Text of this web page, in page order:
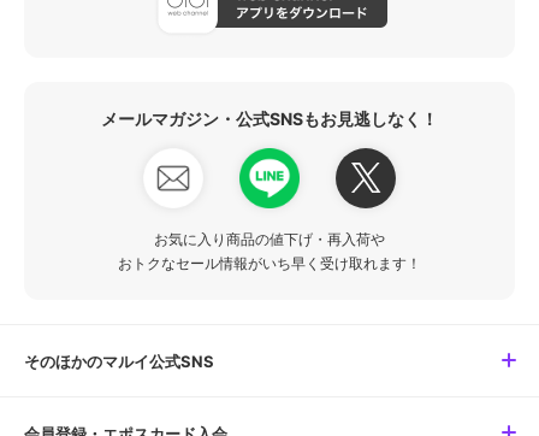
メールマガジン・公式SNSもお見逃しなく！
お気に入り商品の値下げ・再入荷や
おトクなセール情報がいち早く受け取れます！
そのほかのマルイ公式SNS